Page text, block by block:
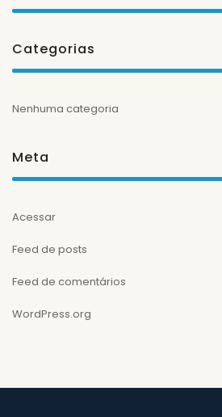
Categorias
Nenhuma categoria
Meta
Acessar
Feed de posts
Feed de comentários
WordPress.org